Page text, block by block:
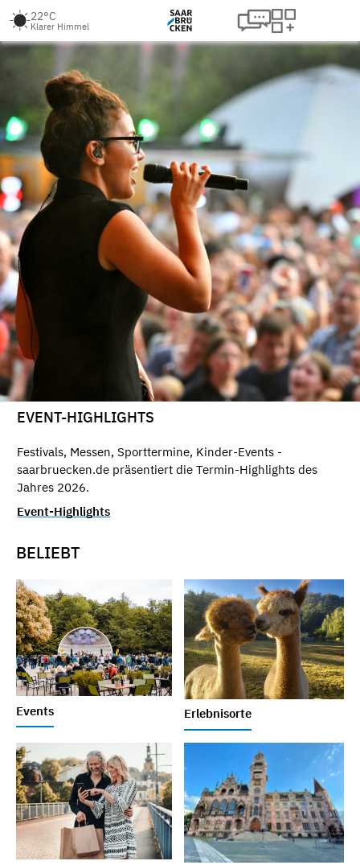
22°C
Klarer Himmel
EVENT-HIGHLIGHTS
Festivals, Messen, Sporttermine, Kinder-Events -
saarbruecken.de präsentiert die Termin-Highlights des
Jahres 2026.
Event-Highlights
BELIEBT
Events Erlebnisorte